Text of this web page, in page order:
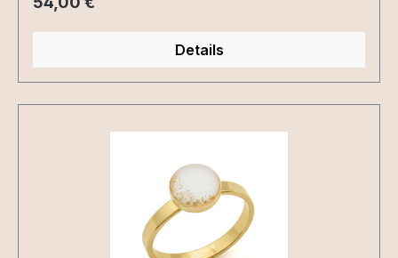
(Herz,Infinity,Spirale...) oder eines Buchstaben
aus Haarsträhnen berechnen wir zusätzlich 20
Euro bitte zu den Extras"+ Einarbeitung
werden.Aufgrund der begrenzten Fläche sind
nicht alle Designs mit jeder Haarsträhne
umsetzbar , da kommt es immer auf die
Beschaffenheit der Haarsträhne/n an. Dies
können wir aber erst beurteilen wenn wir die
Details